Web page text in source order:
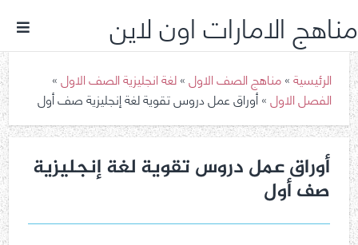
مناهج الامارات اون لاين
الرئيسية»مناهج الصف الاول»لغة انجليزية الصف الاول»
الفصل الاول»أوراق عمل دروس تقوية لغة إنجليزية صف أول
أوراق عمل دروس تقوية لغة إنجليزية
صف أول